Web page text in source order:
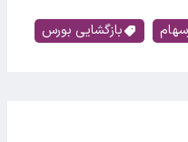
بازگشایی بورس